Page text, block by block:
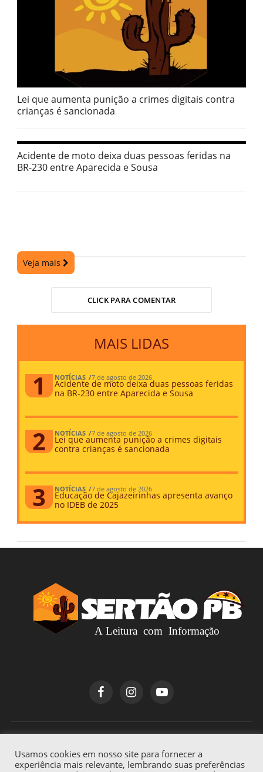
Lei que aumenta punição a crimes digitais contra
crianças é sancionada
Acidente de moto deixa duas pessoas feridas na
BR-230 entre Aparecida e Sousa
Veja mais
CLICK PARA COMENTAR
MAIS LIDAS
NOTÍCIAS 7 de agosto de 2026
Acidente de moto deixa duas pessoas feridas
na BR-230 entre Aparecida e Sousa
NOTÍCIAS 7 de agosto de 2026
Lei que aumenta punição a crimes digitais
contra crianças é sancionada
NOTÍCIAS 7 de agosto de 2026
Educação de Cajazeirinhas apresenta avanço
no IDEB de 2025
reservados.
Usamos cookies em nosso site para fornecer a
experiência mais relevante, lembrando suas preferências